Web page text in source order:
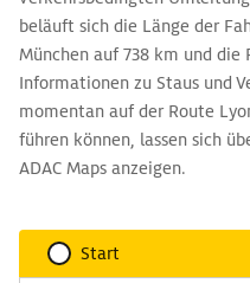
beläuft sich die Länge der
München auf 738 km und die
Informationen zu Staus und
momentan auf der Route
führen können, lassen sich
ADAC Maps anzeigen.
Start